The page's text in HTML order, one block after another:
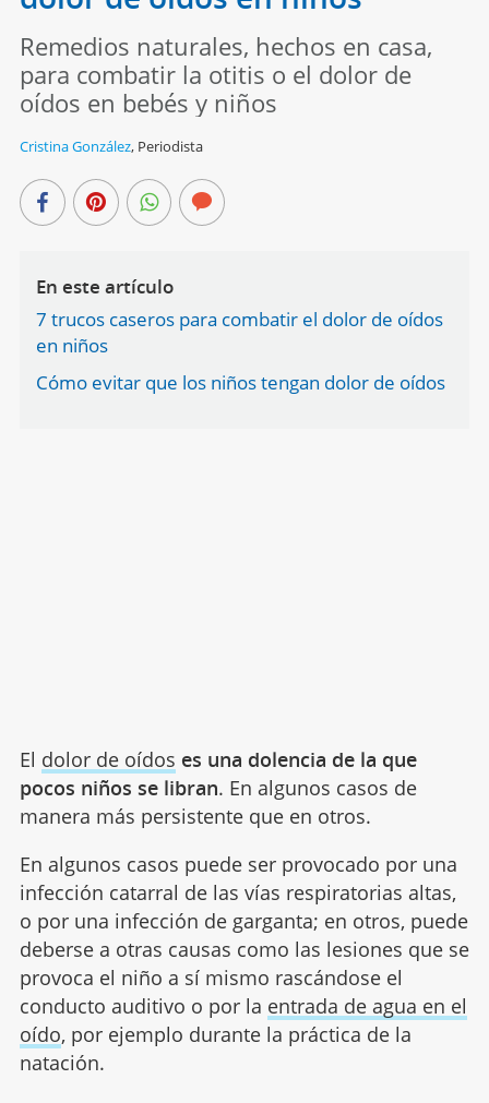
Remedios naturales, hechos en casa,
para combatir la otitis o el dolor de
oídos en bebés y niños
Cristina González, Periodista
En este artículo
7 trucos caseros para combatir el dolor de oídos
en niños
Cómo evitar que los niños tengan dolor de oídos
El dolor de oídos es una dolencia de la que
pocos niños se libran. En algunos casos de
manera más persistente que en otros.
En algunos casos puede ser provocado por una
infección catarral de las vías respiratorias altas,
o por una infección de garganta; en otros, puede
deberse a otras causas como las lesiones que se
provoca el niño a sí mismo rascándose el
conducto auditivo o por la entrada de agua en el
oído, por ejemplo durante la práctica de la
natación.